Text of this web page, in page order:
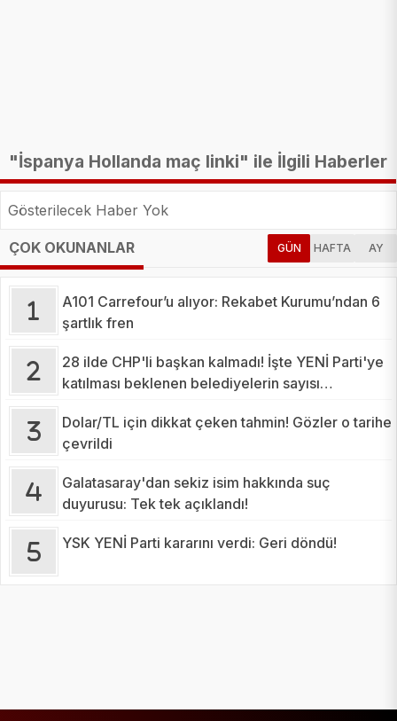
"İspanya Hollanda maç linki" ile İlgili Haberler
Gösterilecek Haber Yok
ÇOK OKUNANLAR GÜN HAFTA AY
A101 Carrefour’u alıyor: Rekabet Kurumu’ndan 6
şartlık fren
28 ilde CHP'li başkan kalmadı! İşte YENİ Parti'ye
katılması beklenen belediyelerin sayısı…
Dolar/TL için dikkat çeken tahmin! Gözler o tarihe
çevrildi
Galatasaray'dan sekiz isim hakkında suç
duyurusu: Tek tek açıklandı!
YSK YENİ Parti kararını verdi: Geri döndü!